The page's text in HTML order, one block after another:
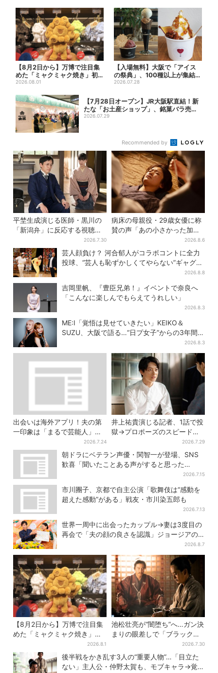
【8月2日から】万博で注目集
めた「ミャクミャク焼き」初
グッズ化！大阪・梅田だけの...
2026.08.01
【入場無料】大阪で「アイス
の祭典」、100種以上が集結！
グッズ＆タダ券が当たる巨...
2026.07.28
【7月28日オープン】JR大阪駅直結！新
たな「お土産ショップ」、銘菓バラ売り
で地...
2026.07.29
Recommended by
平埜生成演じる医師・黒川の
「新潟弁」に反応する視聴者
2026.7.30
病床の母親役・29歳女優に称
賛の声「あの小さかった加恋
ちゃんが…」朝ドラ視聴者し
みじみ
2026.8.6
芸人顔負け？ 河合郁人がコラボコントに全力
投球、“芸人も恥ずかしくてやらない”ギャグに
2026.8.8
吉岡里帆、『豊臣兄弟！』イベントで奈良へ
「こんなに楽しんでもらえてうれしい」
2026.8.3
ME:I「覚悟は見せていきたい」KEIKO＆
SUZU、大阪で語る…“日プ女子”からの3年間
2026.8.3
出会いは海外アプリ！夫の第
一印象は「まるで芸能人」→
送迎・弁当・カジノデートま
で…結婚前に尽くしまくり
2026.7.24
井上祐貴演じる記者、1話で投
獄→プロポーズのスピード感
に視聴者驚き「横沢さんだけ
怒涛すぎる」
2026.7.29
朝ドラにベテラン声優・関智一が登場、SNS
歓喜「聞いたことある声がすると思った
2026.7.15
市川團子、京都で自主公演「歌舞伎は“感動を
超えた感動”がある」戦友・市川染五郎も
2026.7.13
世界一周中に出会ったカップル→妻は3度目の
再会で「夫の顔の良さを認識」ジョージアの
2026.8.7
【8月2日から】万博で注目集
めた「ミャクミャク焼き」初
グッズ化！大阪・梅田だけの
新商品が登場
2026.8.1
池松壮亮が“闇堕ち”へ…ガン決
まりの眼差しで「ブラック秀
吉がログイン」【豊臣兄弟】
2026.7.30
後半戦をかき乱す3人の“重要人物”…「目立た
ない」主人公・仲野太賀も、モブキャラ→覚醒